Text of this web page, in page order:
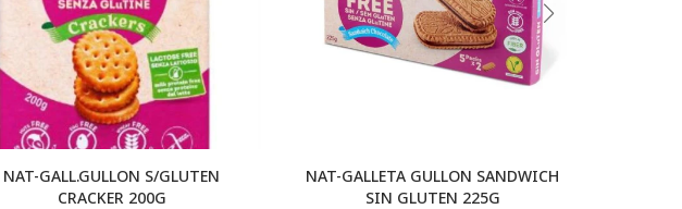
NAT-GALL.GULLON S/GLUTEN
CRACKER 200G
NAT-GALLETA GULLON SANDWICH
SIN GLUTEN 225G